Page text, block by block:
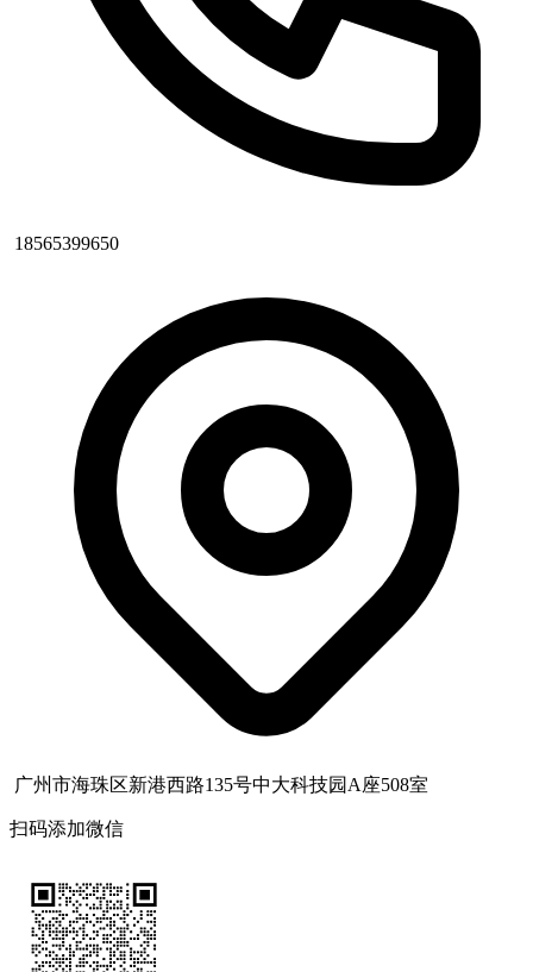
18565399650
广州市海珠区新港西路135号中大科技园A座508室
扫码添加微信